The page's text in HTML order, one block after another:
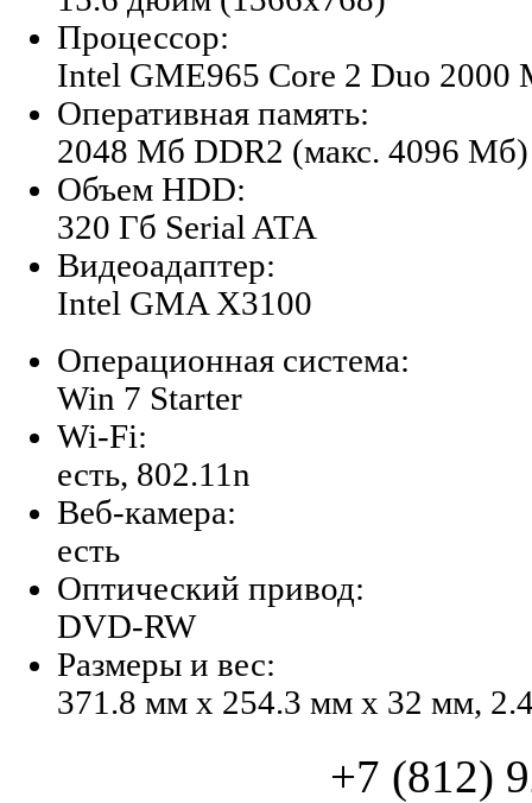
Процессор:
Intel GME965 Core 2 Duo
Оперативная память:
2048 Мб DDR2 (макс. 4096 Мб)
Объем HDD:
320 Гб Serial ATA
Видеоадаптер:
Intel GMA X3100
Операционная система:
Win 7 Starter
Wi-Fi:
есть, 802.11n
Веб-камера:
есть
Оптический привод:
DVD-RW
Размеры и вес:
371.8 мм x 254.3 мм x 32 мм,
+7 (812)